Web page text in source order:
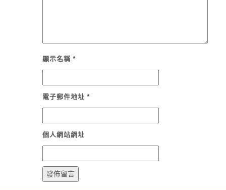
顯示名稱 *
電子郵件地址 *
個人網站網址